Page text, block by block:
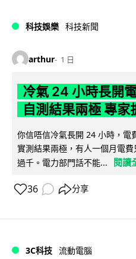
科技娛樂 科技新聞
arthur 1 日
冷氣 24 小時長開
自測結果兩極 專家
你信唔信冷氣長開 24 小時，電
實測結果兩極，有人一個月電
過千。電力部門話不能...
閱讀
36 分享
3C科技 流動電腦